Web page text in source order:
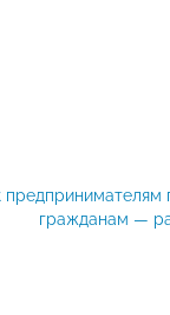
предпринимателям
гражданам —